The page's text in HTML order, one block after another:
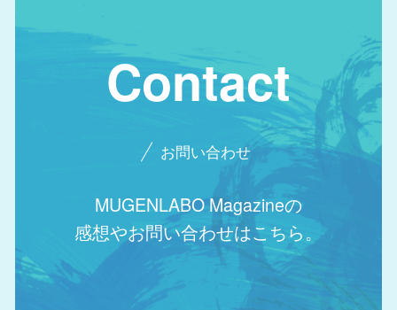
Contact
お問い合わせ
MUGENLABO Magazineの
感想やお問い合わせはこちら。